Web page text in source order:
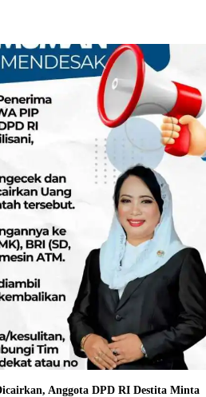
Anggota DPD RI Destita Minta